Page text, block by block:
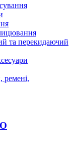
та перекидаючий
ремені,